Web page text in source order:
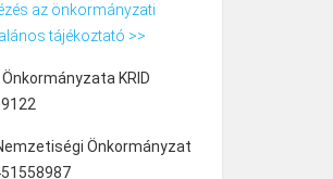
az önkormányzati
tájékoztató >>
KRID
Önkormányzat